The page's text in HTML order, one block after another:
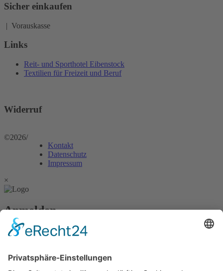
Sicher einkaufen
| Vorauskasse
Links
Reit- und Sporthotel Eibenstock
Textilien für Freizeit und Beruf
Widerruf
©2026/
Kontakt
Datenschutz
Impressum
×
Anmelden
Passwort vergessen?